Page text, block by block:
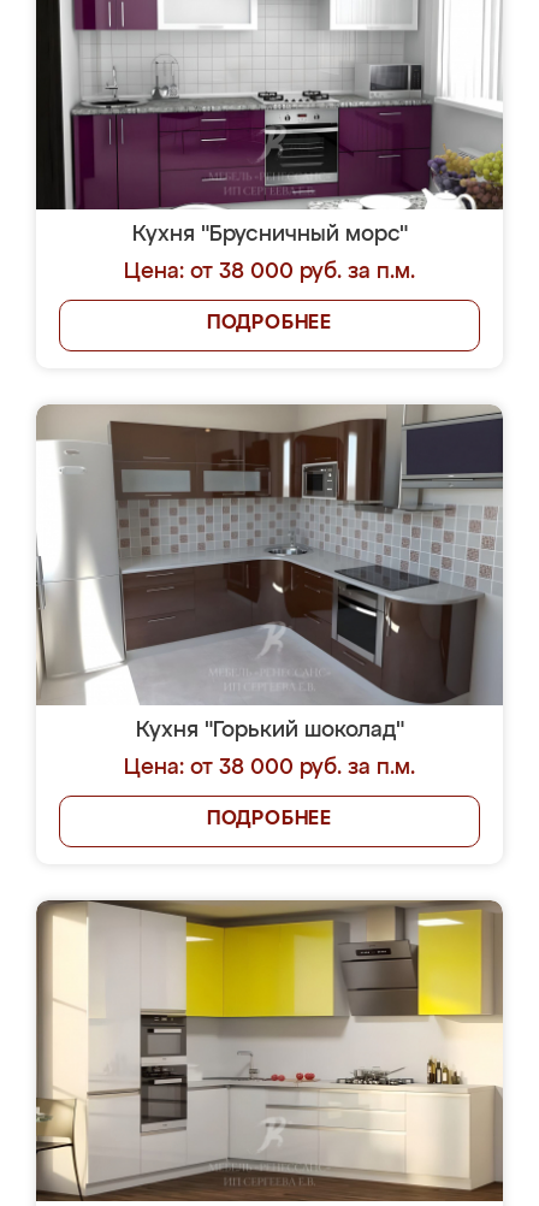
Кухня "Брусничный морс"
Цена: от 38 000 руб. за п.м.
ПОДРОБНЕЕ
Кухня "Горький шоколад"
Цена: от 38 000 руб. за п.м.
ПОДРОБНЕЕ